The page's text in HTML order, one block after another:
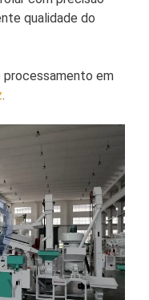
qualidade do
processamento em
.